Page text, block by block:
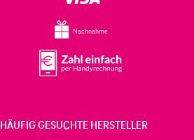
Nachnahme
HÄUFIG GESUCHTE HERSTELLER